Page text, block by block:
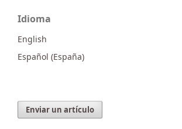
Idioma
English
Español (España)
Enviar un artículo